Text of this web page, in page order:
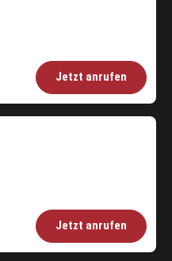
Jetzt anrufen
Jetzt anrufen